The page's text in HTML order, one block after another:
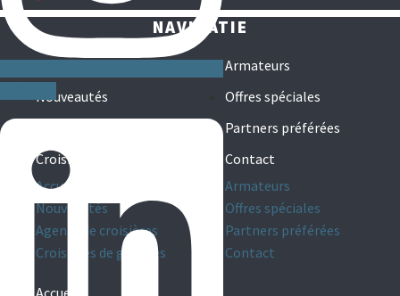
NAVIGATIE
Accueil
Nouveautés
Croisières de groupes
Armateurs
Offres spéciales
Partners préférées
Contact
Accueil
Nouveautés
Agents de croisières
Croisières de groupes
Armateurs
Offres spéciales
Partners préférées
Contact